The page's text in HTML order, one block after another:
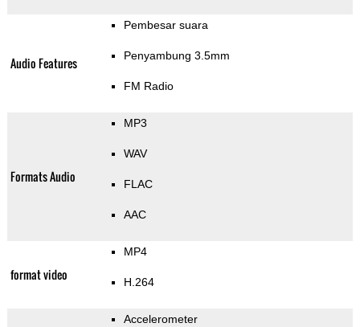
Audio Features
Pembesar suara
Penyambung 3.5mm
FM Radio
Formats Audio
MP3
WAV
FLAC
AAC
format video
MP4
H.264
Accelerometer